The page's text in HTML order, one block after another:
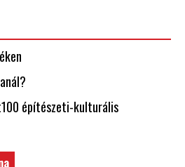
építészeti-kulturális